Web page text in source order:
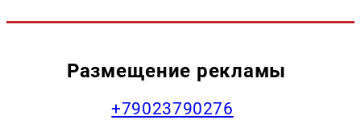
Размещение рекламы
+79023790276